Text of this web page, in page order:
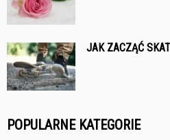
JAK ZACZĄĆ
POPULARNE KATEGORIE